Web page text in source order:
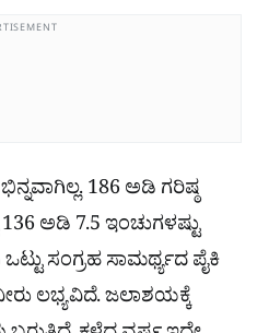
186 ಅಡಿ ಗರಿಷ್ಠ
ಅಡಿ 7.5 ಇಂಚುಗಳಷ್ಟು
ಸಂಗ್ರಹ ಸಾಮರ್ಥ್ಯದ ಪೈಕಿ
ಲಭ್ಯವಿದೆ. ಜಲಾಶಯಕ್ಕೆ